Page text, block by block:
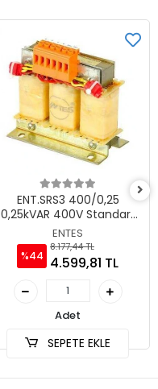
ENT.SRS3 400/0,25
0,25kVAR 400V Standart
Tip Endüktif Şönt Reaktör
ENTES
%44
8.177,44 TL
4.599,81 TL
Adet
SEPETE EKLE